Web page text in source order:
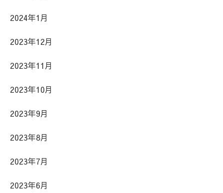
2024年1月
2023年12月
2023年11月
2023年10月
2023年9月
2023年8月
2023年7月
2023年6月